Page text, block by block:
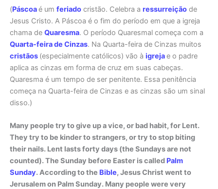
(Páscoaé um feriado cristão. Celebra a ressurreição de
Jesus Cristo. A Páscoa é o fim do período em que a igreja
chama de Quaresma. O período Quaresmal começa com a
Quarta-feira de Cinzas. Na Quarta-feira de Cinzas muitos
cristãos (especialmente católicos) vão à igrejae o padre
aplica as cinzas em forma de cruz em suas cabeças.
Quaresma é um tempo de ser penitente. Essa penitência
começa na Quarta-feira de Cinzas e as cinzas são um sinal
disso.)
Many people try to give up a vice, or bad habit, for Lent.
They try to be kinder to strangers, or try to stop biting
their nails. Lent lasts forty days (the Sundays are not
counted). The Sunday before Easter is called Palm
Sunday. According to the Bible, Jesus Christ went to
Jerusalem on Palm Sunday. Many people were very